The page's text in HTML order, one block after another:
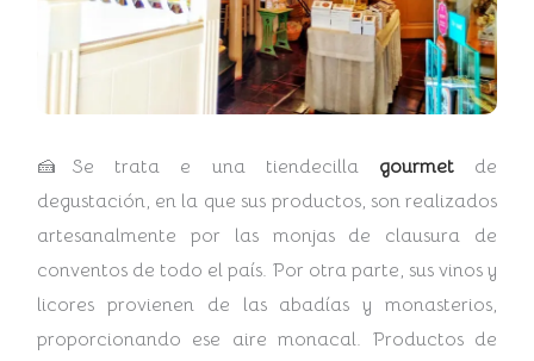
🍰Se trata e una tiendecilla gourmet de
degustación, en la que sus productos, son realizados
artesanalmente por las monjas de clausura de
conventos de todo el país. Por otra parte, sus vinos y
licores provienen de las abadías y monasterios,
proporcionando ese aire monacal. Productos de